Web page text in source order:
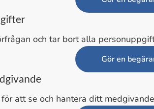
och tar bort alla
Gör en
att se och hantera ditt